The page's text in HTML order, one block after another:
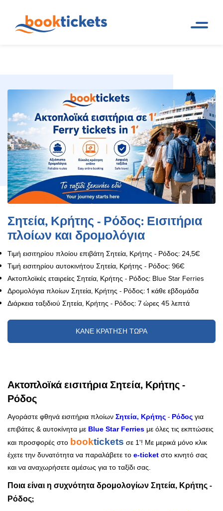
και εισιτήρια πλοίων
Σητεία, Κρήτης - Ρόδος: Εισιτήρια
πλοίων και δρομολόγια
Τιμή εισιτηρίου πλοίου επιβάτη Σητεία, Κρήτης - Ρόδος: 24,5€
Τιμή εισιτηρίου αυτοκινήτου Σητεία, Κρήτης - Ρόδος: 96€
Ακτοπλοϊκές εταιρείες Σητεία, Κρήτης - Ρόδος: Blue Star Ferries
Δρομολόγια πλοίων Σητεία, Κρήτης - Ρόδος: 1 κάθε εβδομάδα
Διάρκεια ταξιδιού Σητεία, Κρήτης - Ρόδος: 7 ώρες 45 λεπτά
ΚΑΝΕ ΚΡΑΤΗΣΗ ΤΩΡΑ
Ακτοπλοϊκά εισιτήρια Σητεία, Κρήτης -
Ρόδος
Αγοράστε φθηνά εισιτήρια πλοίων Σητεία, Κρήτης - Ρόδος για
επιβάτες & αυτοκίνητα με Blue Star Ferries με όλες τις εκπτώσεις
και προσφορές στο booktickets σε 1'! Με μερικά μόνο κλικ
έχετε την δυνατότητα να παραλάβετε το e-ticket στο κινητό σας
και να αναχωρήσετε αμέσως για το ταξίδι σας.
Ποια είναι η συχνότητα δρομολογίων Σητεία, Κρήτης -
Ρόδος;